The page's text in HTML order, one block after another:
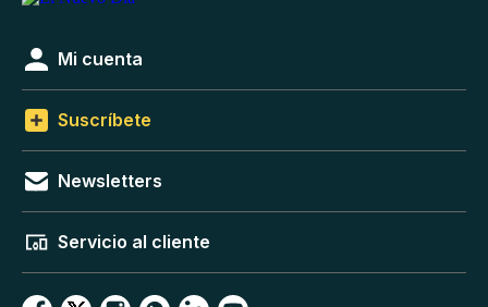
Mi cuenta
Suscríbete
Newsletters
Servicio al cliente